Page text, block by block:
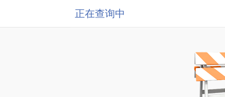
正在查询中